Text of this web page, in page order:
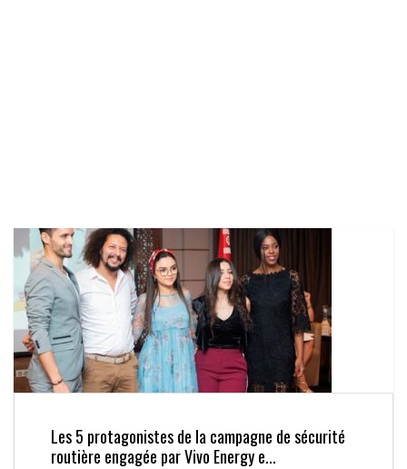
Les 5 protagonistes de la campagne de sécurité
routière engagée par Vivo Energy e...